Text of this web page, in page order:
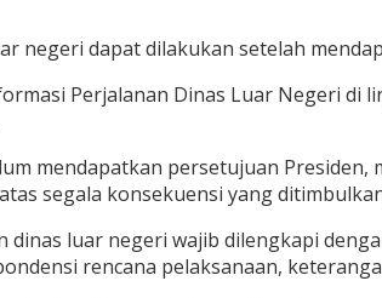
negeri dapat dilakukan setelah
Perjalanan Dinas Luar Negeri
mendapatkan persetujuan
segala konsekuensi yang
luar negeri wajib dilengkapi
rencana pelaksanaan,